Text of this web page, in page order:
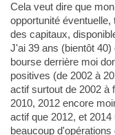
Cela veut dire que
opportunité
des capitaux,
J'ai 39 ans (bientôt
bourse derrière moi
positives (de 2002 à
actif surtout de 2002 à
2010, 2012 encore
actif que 2012, et
beaucoup